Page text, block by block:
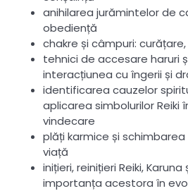
anihilarea jurămintelor de
obediență
chakre și câmpuri:
tehnici de accesare haruri
interacțiunea cu îngerii și
identificarea cauzelor
aplicarea simbolurilor Reiki
vindecare
plăți karmice și
viață
inițieri, reinițieri Reiki,
importanța acestora în